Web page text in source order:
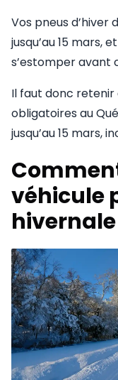
Vos pneus
jusqu’au 15 mars,
s’estomper avant
Il faut donc retenir
obligatoires au
jusqu’au 15 mars,
véhicule
hivernale